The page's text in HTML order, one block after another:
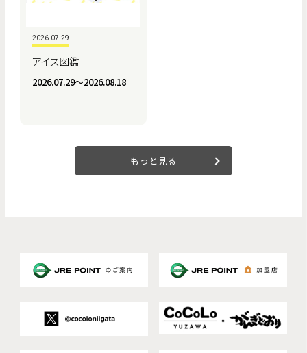
2026.07.29
アイス図鑑
2026.07.29〜2026.08.18
もっと見る